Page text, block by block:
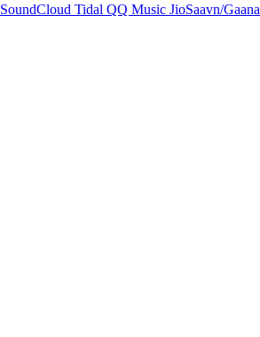
SoundCloud Tidal QQ Music JioSaavn/Gaana